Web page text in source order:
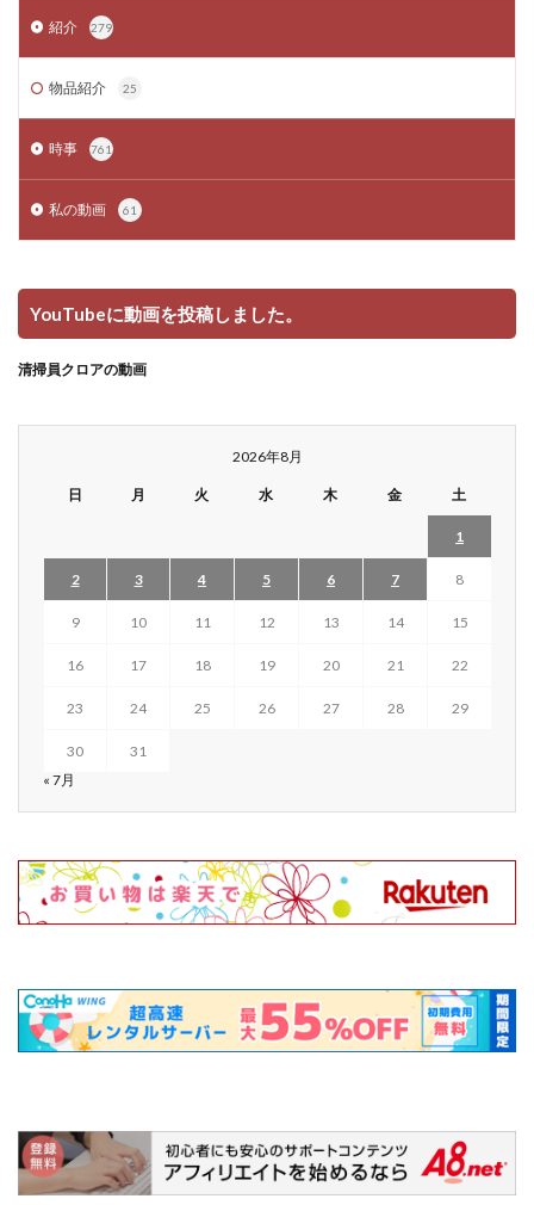
紹介 279
物品紹介 25
時事 761
私の動画 61
YouTubeに動画を投稿しました。
清掃員クロアの動画
2026年8月
日 月 火 水 木 金 土
1
2 3 4 5 6 7 8
9 10 11 12 13 14 15
16 17 18 19 20 21 22
23 24 25 26 27 28 29
30
31
« 7月